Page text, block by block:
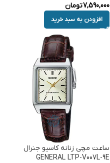
7,590,000تومان
افزودن به سبد خرید
ساعت مچی زنانه کاسیو جنرال
GENERAL LTP-V007L-9E